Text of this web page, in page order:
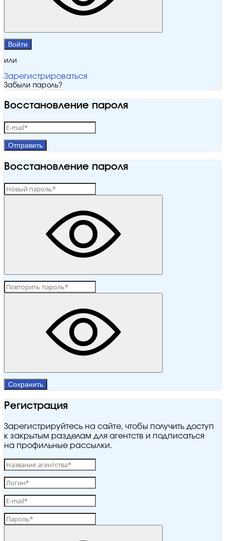
Войти
или
Зарегистрироваться
Забыли пароль?
Восстановление пароля
Отправить
Восстановление пароля
Сохранить
Регистрация
Зарегистрируйтесь на сайте, чтобы получить доступ
к закрытым разделам для агентств и подписаться
на профильные рассылки.